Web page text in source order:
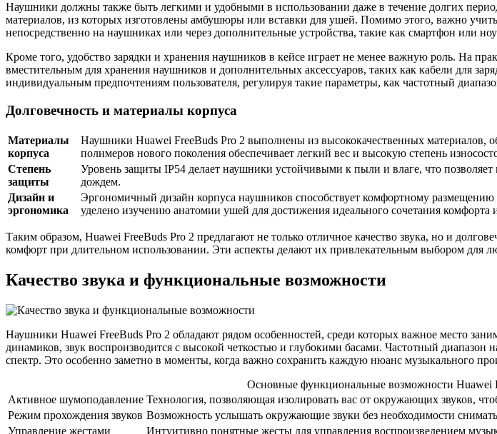
Наушники должны также быть легкими и удобными в использовании даже в течение долгих
материалов, из которых изготовлены амбушюры или вставки для ушей. Помимо этого, важно
непосредственно на наушниках или через дополнительные устройства, такие как смартфон или
Кроме того, удобство зарядки и хранения наушников в кейсе играет не менее важную роль. На
вместительным для хранения наушников и дополнительных аксессуаров, таких как кабели для
индивидуальным предпочтениям пользователя, регулируя такие параметры, как частотный
Долговечность и материалы корпуса
Материалы
корпуса
Наушники Huawei FreeBuds Pro 2 выполнены из высококачественных
полимеров нового поколения обеспечивает легкий вес и высокую степень
Степень
защиты
Уровень защиты IP54 делает наушники устойчивыми к пыли и влаге, что
дождем.
Дизайн и
эргономика
Эргономичный дизайн корпуса наушников способствует комфортному
уделено изучению анатомии ушей для достижения идеального сочетания комфорта и
Таким образом, Huawei FreeBuds Pro 2 предлагают не только отличное качество звука, но и
комфорт при длительном использовании. Эти аспекты делают их привлекательным выбором для
Качество звука и функциональные возможности
Наушники Huawei FreeBuds Pro 2 обладают рядом особенностей, среди которых важное место
динамиков, звук воспроизводится с высокой четкостью и глубокими басами. Частотный
спектр. Это особенно заметно в моменты, когда важно сохранить каждую нюанс музыкального
Основные функциональные возможности Huawei
Активное шумоподавление Технология, позволяющая изолировать вас от окружающих звуков,
Режим прохождения звуков Возможность услышать окружающие звуки без необходимости
Управление жестами
Интуитивно понятные жесты для управления воспроизведением